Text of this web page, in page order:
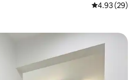
平均评分
4.93 (29)